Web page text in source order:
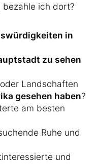
bezahle ich dort?
in
zu sehen
Landschaften
gesehen haben?
am besten
Ruhe und
und